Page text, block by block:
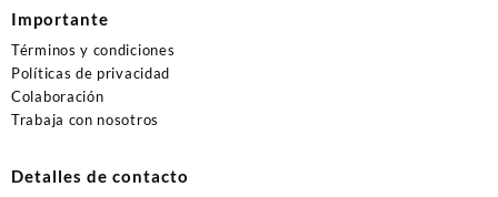
Importante
Términos y condiciones
Políticas de privacidad
Colaboración
Trabaja con nosotros
Detalles de contacto